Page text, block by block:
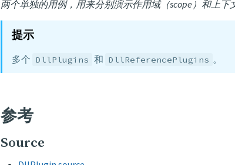
两个单独的用例，用来分别演示作用域（scope）和上下
提示
多个 DllPlugins 和 DllReferencePlugins 。
参考
Source